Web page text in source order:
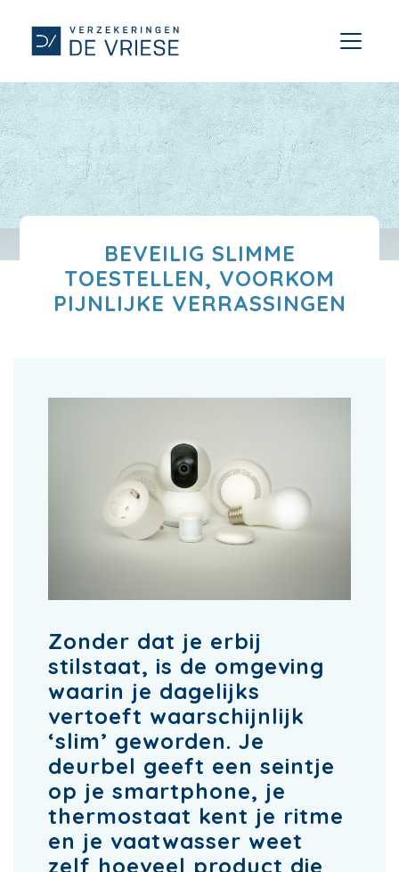
BEVEILIG SLIMME
TOESTELLEN, VOORKOM
PIJNLIJKE VERRASSINGEN
Zonder dat je erbij
stilstaat, is de omgeving
waarin je dagelijks
vertoeft waarschijnlijk
‘slim’ geworden. Je
deurbel geeft een seintje
op je smartphone, je
thermostaat kent je ritme
en je vaatwasser weet
zelf hoeveel product die